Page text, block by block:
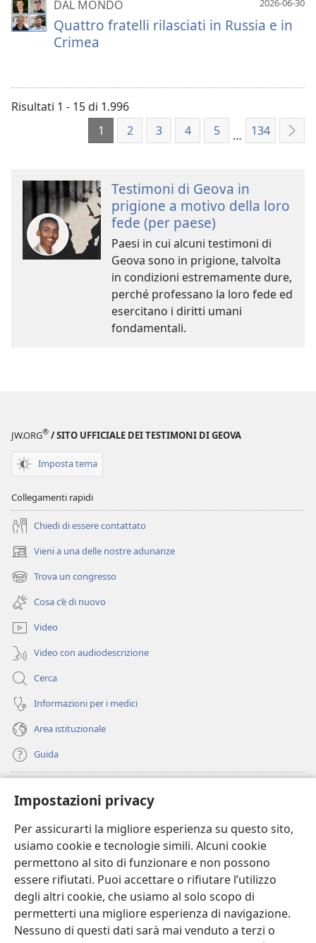
Impostazioni privacy
Per assicurarti la migliore esperienza su questo sito,
usiamo cookie e tecnologie simili. Alcuni cookie
permettono al sito di funzionare e non possono
essere rifiutati. Puoi accettare o rifiutare l’utilizzo
degli altri cookie, che usiamo al solo scopo di
permetterti una migliore esperienza di navigazione.
Nessuno di questi dati sarà mai venduto a terzi o
2026-06-30
DAL MONDO
Quattro fratelli rilasciati in Russia e in
Crimea
Risultati 1 - 15 di 1.996
1
2 3 4 5 … 134
Testimoni di Geova in
prigione a motivo della loro
fede (per paese)
Paesi in cui alcuni testimoni di
Geova sono in prigione, talvolta
in condizioni estremamente dure,
perché professano la loro fede ed
esercitano i diritti umani
fondamentali.
JW.ORG® / SITO UFFICIALE DEI TESTIMONI DI GEOVA
Imposta tema
Collegamenti rapidi
Chiedi di essere contattato
Vieni a una delle nostre adunanze
(apre
una
nuova
finestra)
Trova un congresso
(apre
una
nuova
finestra)
Cosa c’è di nuovo
Video
Video con audiodescrizione
Cerca
Informazioni per i medici
Area istituzionale
Guida
(apre
una
nuova
finestra)
BIBLIOTECA ONLINE Watchtower
(apre
una
nuova
finestra)
JW Hub
(apre
una
nuova
finestra)
JW Library
Watchtower Library®